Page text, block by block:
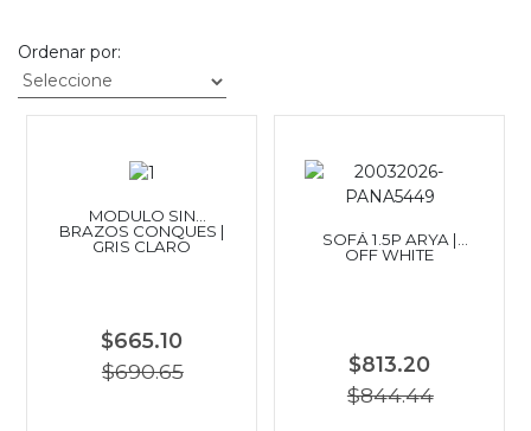
Ordenar por:
MODULO SIN
BRAZOS CONQUES |
GRIS CLARO
$665.10
$690.65
SOFÁ 1.5P ARYA |
OFF WHITE
$813.20
$844.44